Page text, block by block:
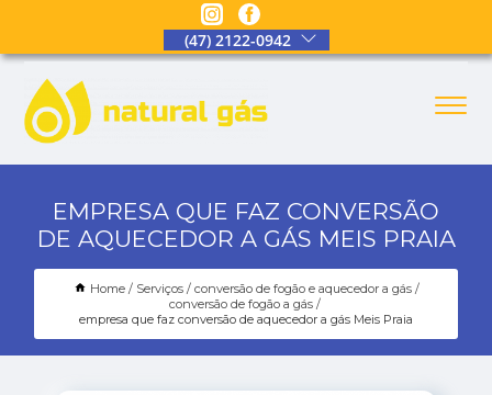
(47) 2122-0942
EMPRESA QUE FAZ CONVERSÃO
DE AQUECEDOR A GÁS MEIS PRAIA
Home Serviços
conversão de fogão e aquecedor a gás
conversão de fogão a gás
empresa que faz conversão de aquecedor a gás Meis Praia